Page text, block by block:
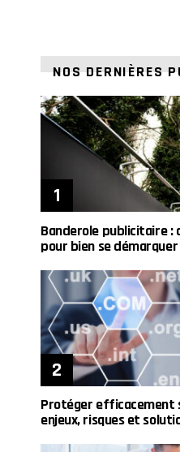
NOS DERNIÈRES
Banderole publicitaire :
pour bien se démarquer
Protéger efficacement
enjeux, risques et